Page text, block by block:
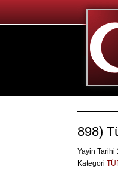
898)
Yayin Tarihi
Kategori